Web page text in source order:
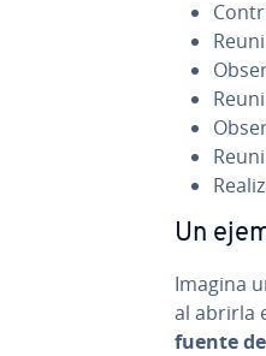
Un
Imagina
al abrirla
fuente